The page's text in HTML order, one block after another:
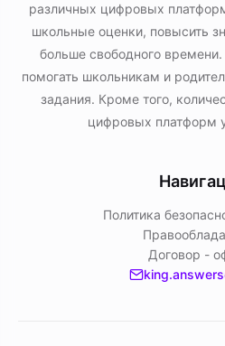
различных цифровых
школьные оценки, повысить
больше свободного времени.
помогать школьникам и
задания. Кроме того,
цифровых платформ
Политика
Договор -